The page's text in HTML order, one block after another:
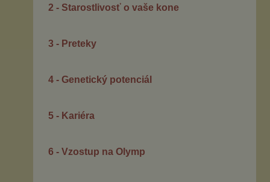
2 - Starostlivosť o vaše kone
3 - Preteky
4 - Genetický potenciál
5 - Kariéra
6 - Vzostup na Olymp